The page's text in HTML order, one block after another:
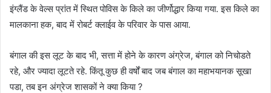
इंग्लैंड के वेल्स प्रांत में स्थित पोविस के किले का जीर्णोद्धार किया गया. इस किले का
मालकाना हक, बाद में रोबर्ट क्लाईव के परिवार के पास आया.
बंगाल की इस लूट के बाद भी, सत्ता में होने के कारण अंग्रेज, बंगाल को निचोडते
रहे, और ज्यादा लूटते रहे. किंतू कुछ ही वर्षों बाद जब बंगाल का महाभयानक सूखा
पडा, तब इन अंग्रेज शासकों ने क्या किया ?